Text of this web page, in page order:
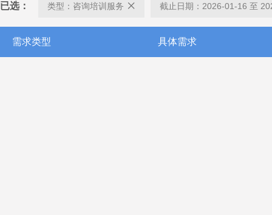
已选： 类型：咨询培训服务 截止日期：2026-01-16 至
需求类型 具体需求